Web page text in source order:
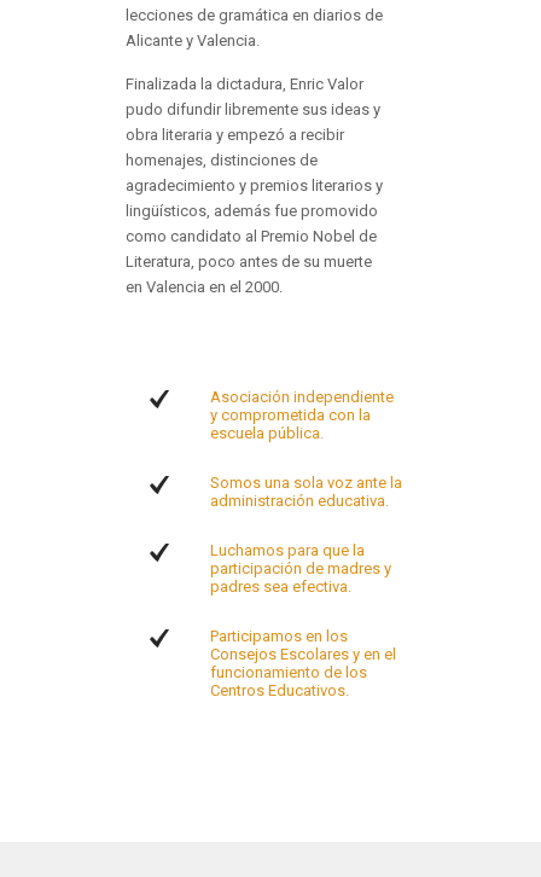
lecciones de gramática en diarios de
Alicante y Valencia.
Finalizada la dictadura, Enric Valor
pudo difundir libremente sus ideas y
obra literaria y empezó a recibir
homenajes, distinciones de
agradecimiento y premios literarios y
lingüísticos, además fue promovido
como candidato al Premio Nobel de
Literatura, poco antes de su muerte
en Valencia en el 2000.
Asociación independiente
y comprometida con la
escuela pública.
Somos una sola voz ante la
administración educativa.
Luchamos para que la
participación de madres y
padres sea efectiva.
Participamos en los
Consejos Escolares y en el
funcionamiento de los
Centros Educativos.